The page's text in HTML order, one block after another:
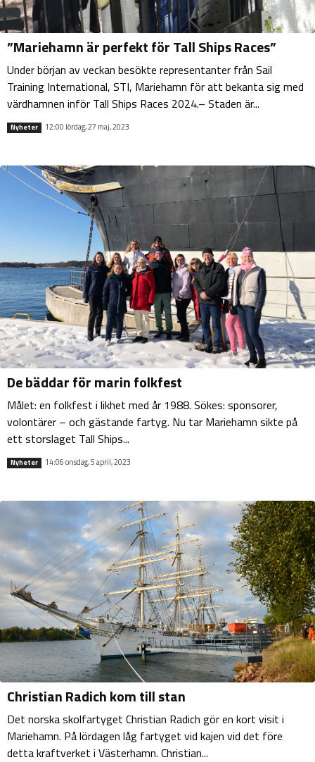
”Mariehamn är perfekt för Tall Ships Races”
Under början av veckan besökte representanter från Sail
Training International, STI, Mariehamn för att bekanta sig med
värdhamnen inför Tall Ships Races 2024.– Staden är...
Nyheter 12:00 lördag, 27 maj, 2023
De bäddar för marin folkfest
Målet: en folkfest i likhet med år 1988. Sökes: sponsorer,
volontärer – och gästande fartyg. Nu tar Mariehamn sikte på
ett storslaget Tall Ships...
Nyheter 14:06 onsdag, 5 april, 2023
Christian Radich kom till stan
Det norska skolfartyget Christian Radich gör en kort visit i
Mariehamn. På lördagen låg fartyget vid kajen vid det före
detta kraftverket i Västerhamn. Christian...